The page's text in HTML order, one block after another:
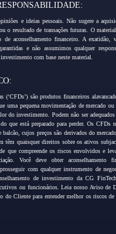
e ideias pessoais. Não sugere a
o resultado de transações futuras. O
de aconselhamento financeiro. A exatidão,
e não assumimos qualquer
com base neste material.
(‘CFDs’) são produtos financeiros
uma pequena movimentação de mercado
do investimento. Podem não ser
que está preparado para perder. Os CFDs
cujos preços são derivados do
têm quaisquer direitos sobre os ativos
que compreende os riscos envolvidos e
Você deve obter aconselhamento
com qualquer instrumento de
de investimento da CG
ou funcionários. Leia nosso Aviso de
do Cliente para entender melhor os riscos de